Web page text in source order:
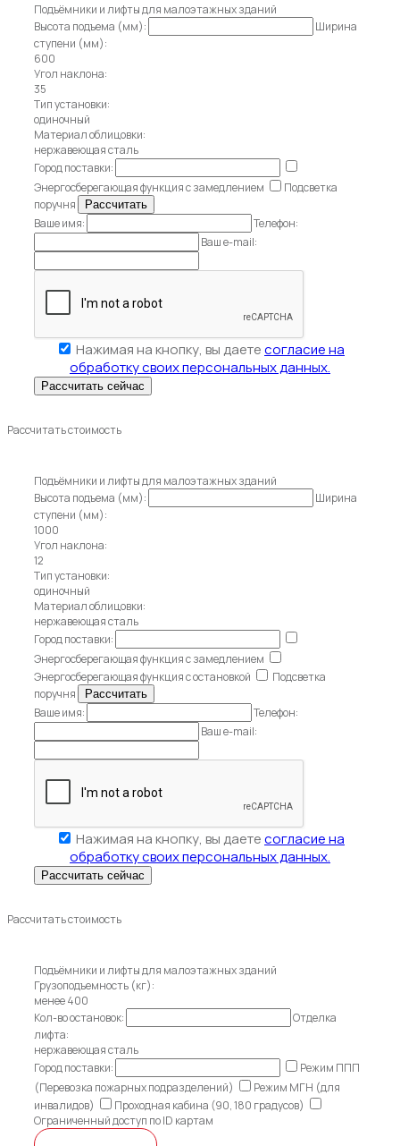
Подъёмники и лифты для малоэтажных зданий
Высота подъема (мм):
Ширина
ступени (мм):
600
Угол наклона:
35
Тип установки:
одиночный
Материал облицовки:
нержавеющая сталь
Город поставки:
Энергосберегающая функция с замедлением
Подсветка
поручня
Ваше имя:
Телефон:
Ваш e-mail:
Нажимая на кнопку, вы даетесогласие на
обработку своих персональных данных.
Рассчитать стоимость
Подъёмники и лифты для малоэтажных зданий
Высота подъема (мм):
Ширина
ступени (мм):
1000
Угол наклона:
12
Тип установки:
одиночный
Материал облицовки:
нержавеющая сталь
Город поставки:
Энергосберегающая функция с замедлением
Энергосберегающая функция с остановкой
Подсветка
поручня
Ваше имя:
Телефон:
Ваш e-mail:
Нажимая на кнопку, вы даетесогласие на
обработку своих персональных данных.
Рассчитать стоимость
Подъёмники и лифты для малоэтажных зданий
Грузоподъемность (кг):
менее 400
Кол-во остановок:
Отделка
лифта:
нержавеющая сталь
Город поставки:
Режим ППП
(Перевозка пожарных подразделений)
Режим МГН (для
инвалидов)
Проходная кабина (90, 180 градусов)
Ограниченный доступ по ID картам